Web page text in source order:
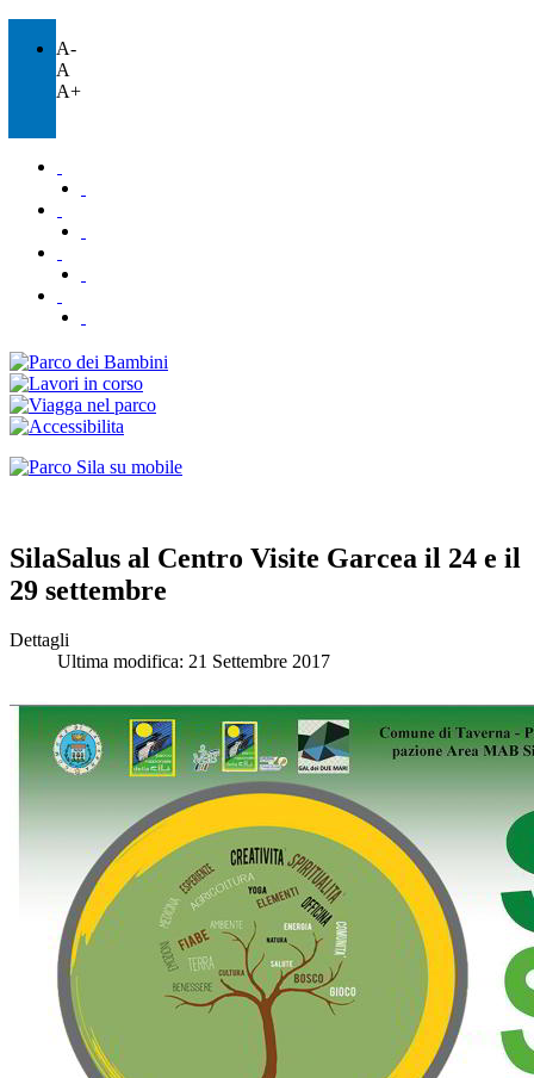
A-
A
A+
SilaSalus al Centro Visite Garcea il 24 e il
29 settembre
Dettagli
Ultima modifica: 21 Settembre 2017